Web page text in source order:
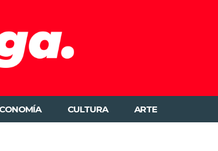
CULTURA ARTE